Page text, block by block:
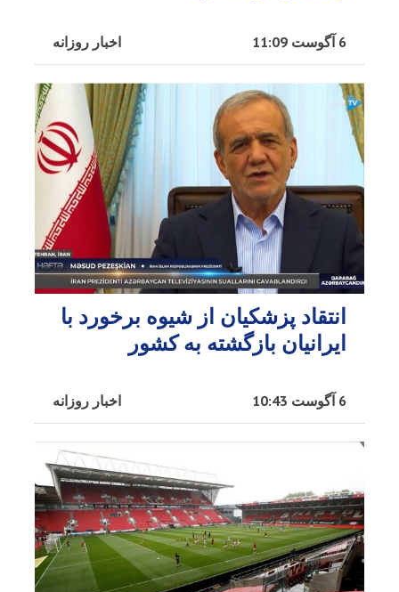
اخبار روزانه 6 آگوست 11:09
انتقاد پزشکیان از شیوه برخورد با
ایرانیان بازگشته به کشور
اخبار روزانه 6 آگوست 10:43